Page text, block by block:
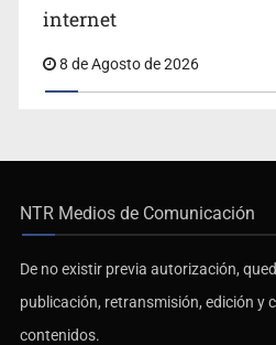
internet
8 de Agosto de 2026
NTR Medios de Comunicación
De no existir previa autorización,
publicación, retransmisión, edición y
contenidos.